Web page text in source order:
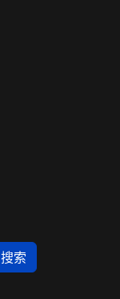
搜索